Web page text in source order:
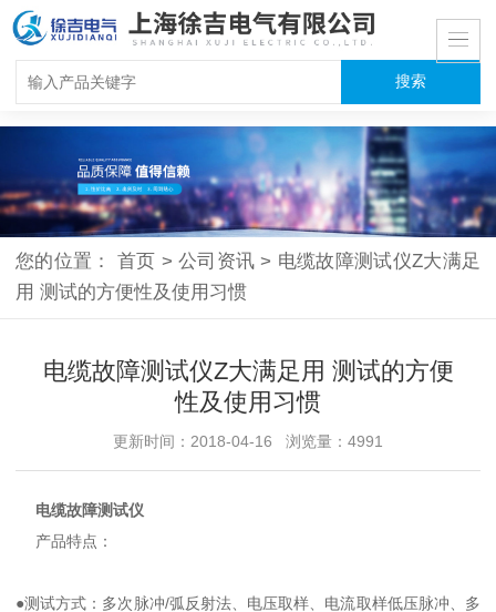
您的位置： 首页 > 公司资讯 > 电缆故障测试仪Z大满足
用 测试的方便性及使用习惯
电缆故障测试仪Z大满足用 测试的方便
性及使用习惯
更新时间：2018-04-16 浏览量：4991
电缆故障测试仪
产品特点：
●测试方式：多次脉冲/弧反射法、电压取样、电流取样低压脉冲、多